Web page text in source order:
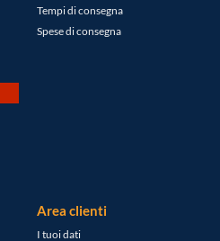
Tempi di consegna
Spese di consegna
Area clienti
I tuoi dati